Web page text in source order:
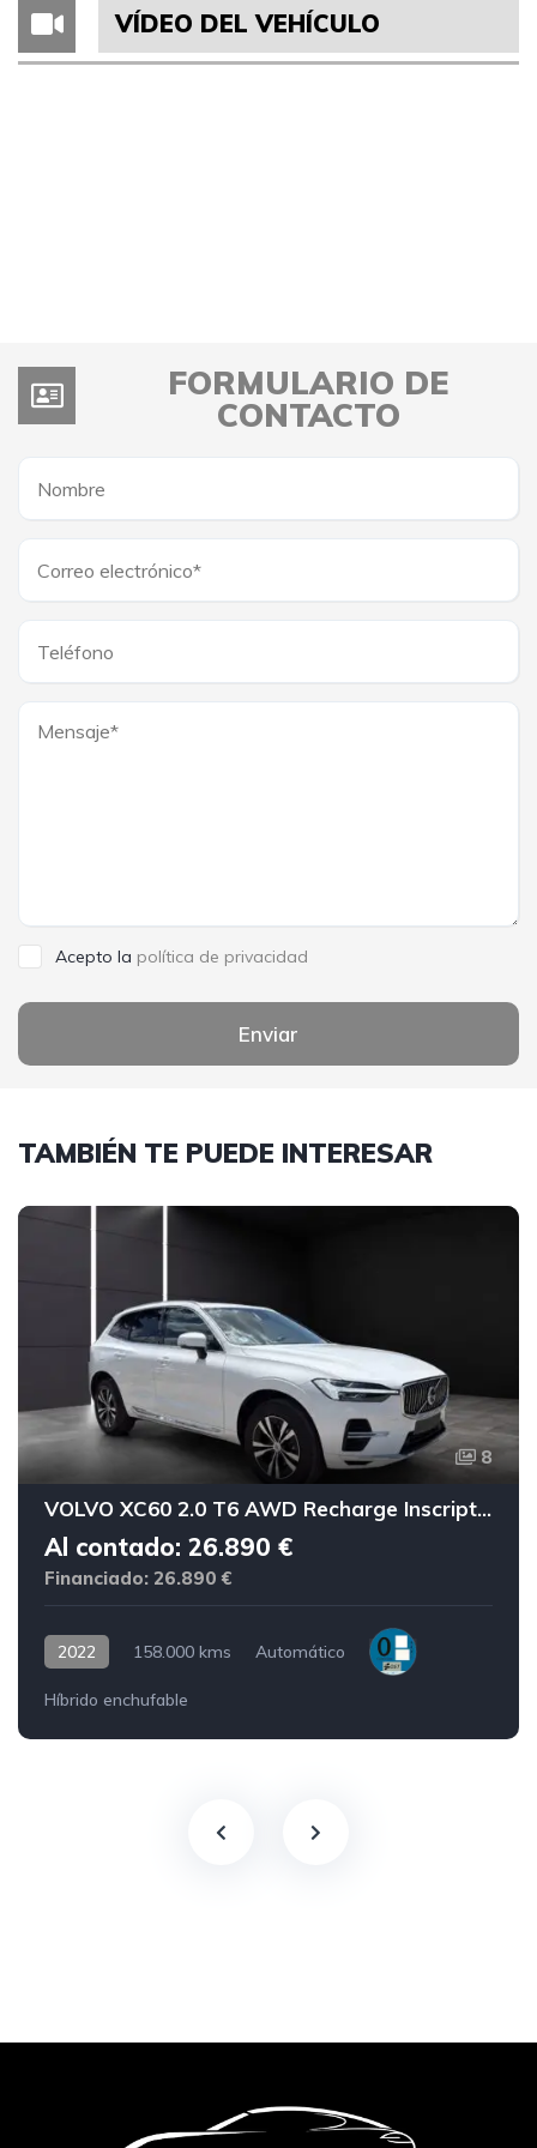
VÍDEO DEL VEHÍCULO
FORMULARIO DE
CONTACTO
Acepto la política de privacidad
Enviar
TAMBIÉN TE PUEDE INTERESAR
8
VOLVO XC60 2.0 T6 AWD Recharge Inscription Exp Auto
Al contado: 26.890 €
Financiado: 26.890 €
2022 158.000 kms Automático
Híbrido enchufable